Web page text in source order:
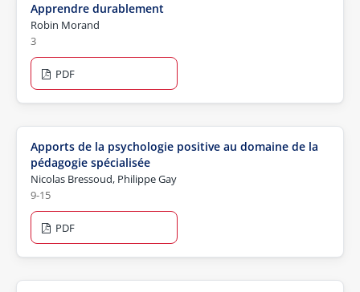
Apprendre durablement
Robin Morand
3
PDF
Apports de la psychologie positive au domaine de la
pédagogie spécialisée
Nicolas Bressoud, Philippe Gay
9-15
PDF